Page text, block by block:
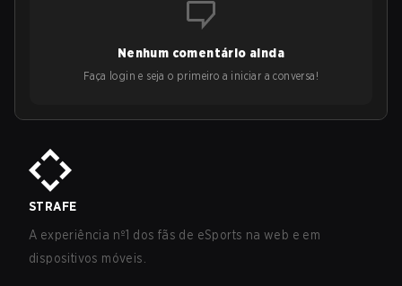
Nenhum comentário ainda
Faça login e seja o primeiro a iniciar a conversa!
STRAFE
A experiência nº1 dos fãs de eSports na web e em
dispositivos móveis.